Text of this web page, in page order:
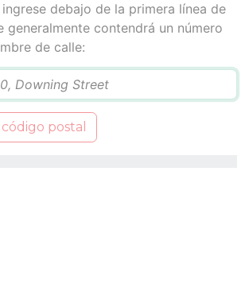
debajo de la primera línea de
generalmente contendrá un número
de calle:
postal